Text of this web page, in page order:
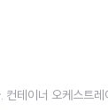
컨테이너 오케스트